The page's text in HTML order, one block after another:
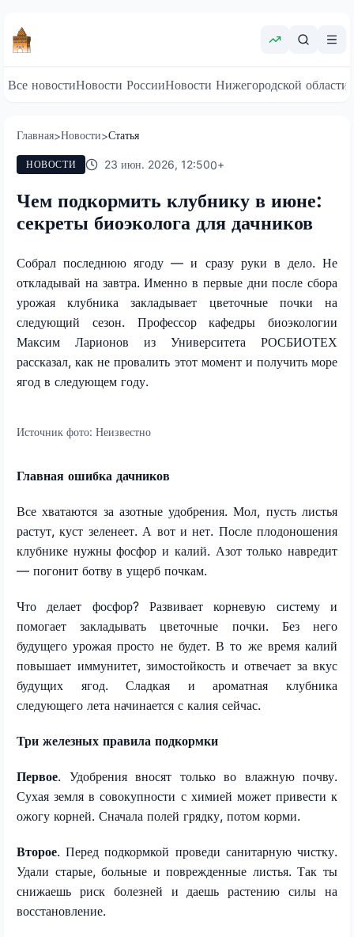
Все новостиНовости РоссииНовости Нижегородской области
Главная>Новости>Статья
НОВОСТИ 23 июн. 2026, 12:500+
Чем подкормить клубнику в июне:
секреты биоэколога для дачников
Собрал последнюю ягоду — и сразу руки в дело. Не
откладывай на завтра. Именно в первые дни после сбора
урожая клубника закладывает цветочные почки на
следующий сезон. Профессор кафедры биоэкологии
Максим Ларионов из Университета РОСБИОТЕХ
рассказал, как не провалить этот момент и получить море
ягод в следующем году.
Источник фото: Неизвестно
Главная ошибка дачников
Все хватаются за азотные удобрения. Мол, пусть листья
растут, куст зеленеет. А вот и нет. После плодоношения
клубнике нужны фосфор и калий. Азот только навредит
— погонит ботву в ущерб почкам.
Что делает фосфор? Развивает корневую систему и
помогает закладывать цветочные почки. Без него
будущего урожая просто не будет.В то же время калий
повышает иммунитет, зимостойкость и отвечает за вкус
будущих ягод. Сладкая и ароматная клубника
следующего лета начинается с калия сейчас.
Три железных правила подкормки
Первое. Удобрения вносят только во влажную почву.
Сухая земля в совокупности с химией может привести к
ожогу корней. Сначала полей грядку, потом корми.
Второе. Перед подкормкой проведи санитарную чистку.
Удали старые, больные и поврежденные листья. Так ты
снижаешь риск болезней и даешь растению силы на
восстановление.